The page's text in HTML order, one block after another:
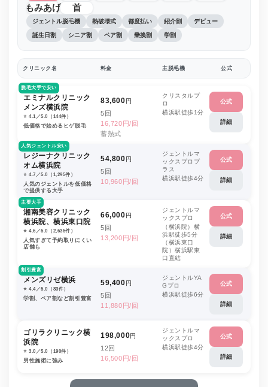
もみあげ
首
ジェントル脱毛機 熱破壊式 都度払い 紹介割 デビュー
誕生日割 シニア割 ペア割 乗換割 学割
クリニック名 料金 主脱毛機 公式
脱毛大手で安い
エミナルクリニック
メンズ横浜院
⭐️ 4.1／5.0（144件）
低価格で始めるヒゲ脱毛
83,600円
5回
16,720円/回
蓄熱式
クリスタルプ
ロ
横浜駅徒歩1分
公式
詳細
人気ジェントル安い
レジーナクリニック
オム横浜院
⭐️ 4.7／5.0（1,295件）
人気のジェントルを低価格
で提供する大手
54,800円
5回
10,960円/回
ジェントルマ
ックスプロプ
ラス
横浜駅徒歩4分
公式
詳細
主要大手
湘南美容クリニック
横浜院、横浜東口院
⭐️ 4.6／5.0（2,635件）
人気すぎて予約取りにくい
店舗も
66,000円
5回
13,200円/回
ジェントルマ
ックスプロ
（横浜院）横
浜駅徒歩5分
（横浜東口
院）横浜駅東
口直結
公式
詳細
割引豊富
メンズリゼ横浜
⭐️ 4.4／5.0（83件）
学割、ペア割など割引豊富
59,400円
5回
11,880円/回
ジェントルYA
Gプロ
横浜駅徒歩6分
公式
詳細
ゴリラクリニック横
浜院
⭐️ 3.0／5.0（190件）
男性施術に強み
198,000円
12回
16,500円/回
ジェントルマ
ックスプロ
横浜駅徒歩4分
公式
詳細